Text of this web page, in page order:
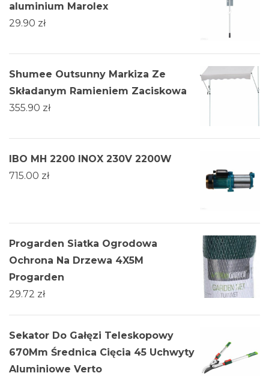
aluminium Marolex
29.90 zł
Shumee Outsunny Markiza Ze
Składanym Ramieniem Zaciskowa
355.90 zł
IBO MH 2200 INOX 230V 2200W
715.00 zł
Progarden Siatka Ogrodowa
Ochrona Na Drzewa 4X5M
Progarden
29.72 zł
Sekator Do Gałęzi Teleskopowy
670Mm Średnica Cięcia 45 Uchwyty
Aluminiowe Verto